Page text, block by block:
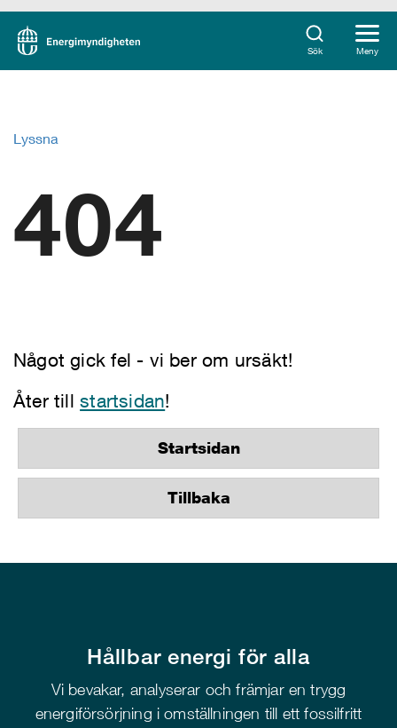
Sök Meny
Lyssna
404
Något gick fel - vi ber om ursäkt!
Åter tillstartsidan!
Startsidan
Tillbaka
Hållbar energi för alla
Vi bevakar, analyserar och främjar en trygg
energiförsörjning i omställningen till ett fossilfritt